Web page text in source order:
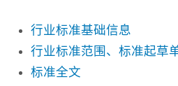
行业标准基础信息
行业标准范围、标准起草
标准全文